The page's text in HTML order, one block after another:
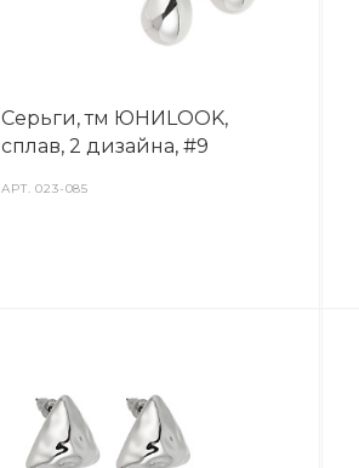
Серьги, тм ЮНИLOOK,
сплав, 2 дизайна, #9
АРТ.023-085